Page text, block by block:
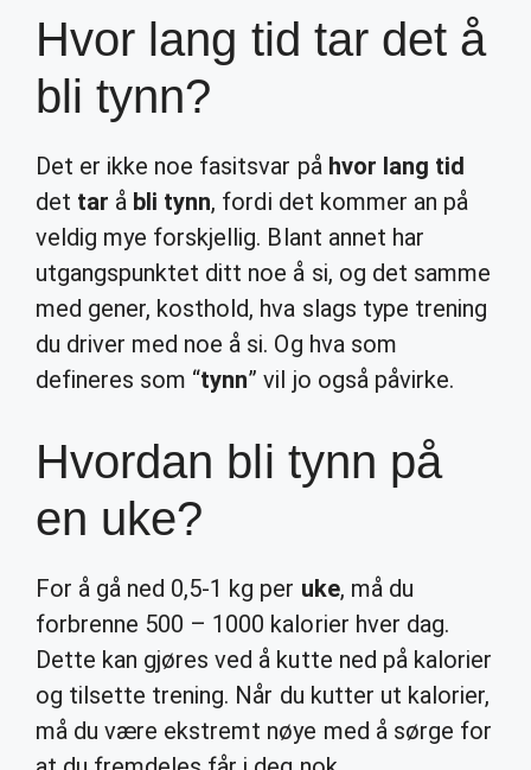
Hvor lang tid tar det å
bli tynn?
Det er ikke noe fasitsvar på hvor lang tid
det tar å bli tynn, fordi det kommer an på
veldig mye forskjellig. Blant annet har
utgangspunktet ditt noe å si, og det samme
med gener, kosthold, hva slags type trening
du driver med noe å si. Og hva som
defineres som “tynn” vil jo også påvirke.
Hvordan bli tynn på
en uke?
For å gå ned 0,5-1 kg per uke, må du
forbrenne 500 – 1000 kalorier hver dag.
Dette kan gjøres ved å kutte ned på kalorier
og tilsette trening. Når du kutter ut kalorier,
må du være ekstremt nøye med å sørge for